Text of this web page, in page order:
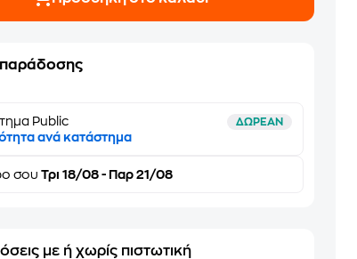
παράδοσης
Public ΔΩΡΕΑΝ
ανά κατάστημα
σου Τρι 18/08 - Παρ 21/08
με ή χωρίς πιστωτική